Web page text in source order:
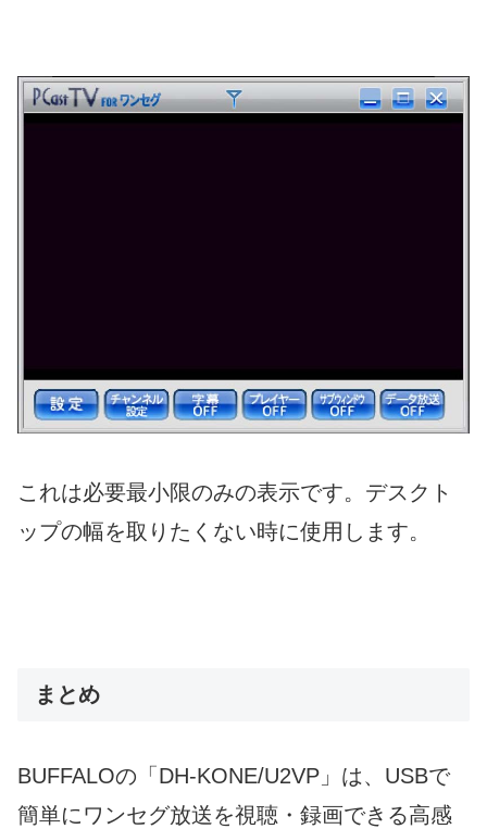
これは必要最小限のみの表示です。デスクト
ップの幅を取りたくない時に使用します。
まとめ
BUFFALOの「DH-KONE/U2VP」は、USBで
簡単にワンセグ放送を視聴・録画できる高感